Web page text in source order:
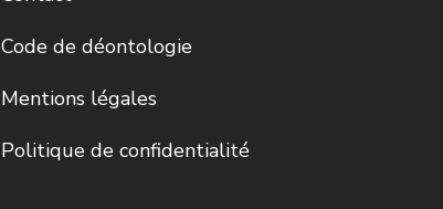
Code de déontologie
Mentions légales
Politique de confidentialité